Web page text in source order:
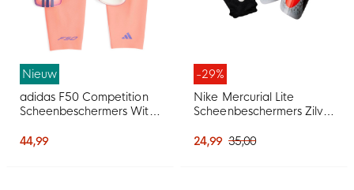
Nieuw
adidas F50 Competition
Scheenbeschermers Wit
44,99
-29%
Nike Mercurial Lite
Scheenbeschermers Zilver
Beige
24,99 35,00